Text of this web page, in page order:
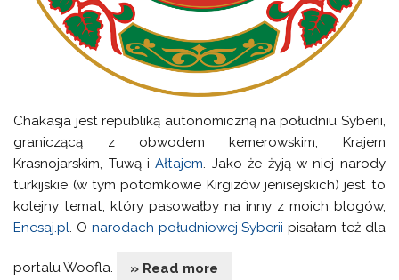
Chakasja jest republiką autonomiczną na południu Syberii,
graniczącą z obwodem kemerowskim, Krajem
Krasnojarskim, Tuwą iAłtajem. Jako że żyją w niej narody
turkijskie (w tym potomkowie Kirgizów jenisejskich) jest to
kolejny temat, który pasowałby na inny z moich blogów,
Enesaj.pl. O narodach południowej Syberii pisałam też dla
portalu Woofla. » Read more